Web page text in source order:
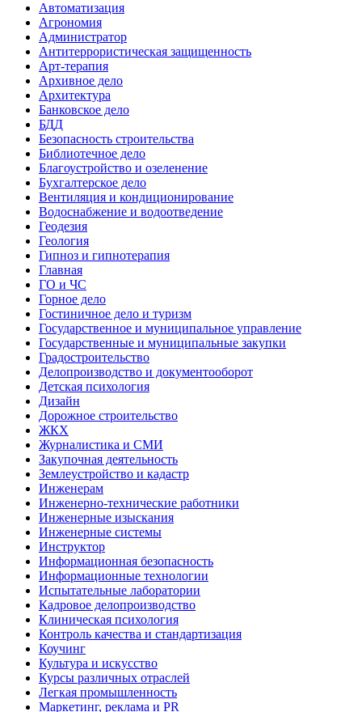
Автоматизация
Агрономия
Администратор
Антитеррористическая защищенность
Арт-терапия
Архивное дело
Архитектура
Банковское дело
БДД
Безопасность строительства
Библиотечное дело
Благоустройство и озеленение
Бухгалтерское дело
Вентиляция и кондиционирование
Водоснабжение и водоотведение
Геодезия
Геология
Гипноз и гипнотерапия
Главная
ГО и ЧС
Горное дело
Гостиничное дело и туризм
Государственное и муниципальное управление
Государственные и муниципальные закупки
Градостроительство
Делопроизводство и документооборот
Детская психология
Дизайн
Дорожное строительство
ЖКХ
Журналистика и СМИ
Закупочная деятельность
Землеустройство и кадастр
Инженерам
Инженерно-технические работники
Инженерные изыскания
Инженерные системы
Инструктор
Информационная безопасность
Информационные технологии
Испытательные лаборатории
Кадровое делопроизводство
Клиническая психология
Контроль качества и стандартизация
Коучинг
Культура и искусство
Курсы различных отраслей
Легкая промышленность
Маркетинг, реклама и PR